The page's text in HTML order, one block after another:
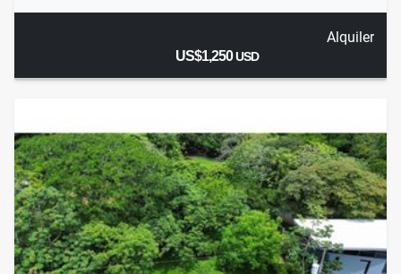
Alquiler
US$1,250USD